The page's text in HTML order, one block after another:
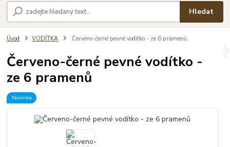
Hledat
Úvod VODÍTKA Červeno-černé pevné vodítko - ze 6 pramenů
Červeno-černé pevné vodítko -
ze 6 pramenů
Novinka